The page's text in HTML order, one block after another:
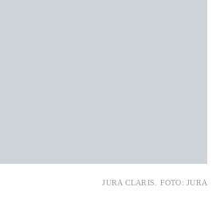
JURA CLARIS. FOTO: JURA